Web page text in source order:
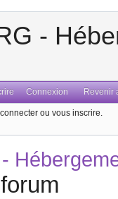
-
Connexion Revenir
ou vous inscrire.